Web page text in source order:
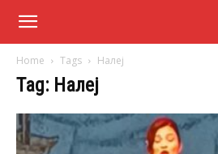
Home Tags Налеј
Tag: Налеј